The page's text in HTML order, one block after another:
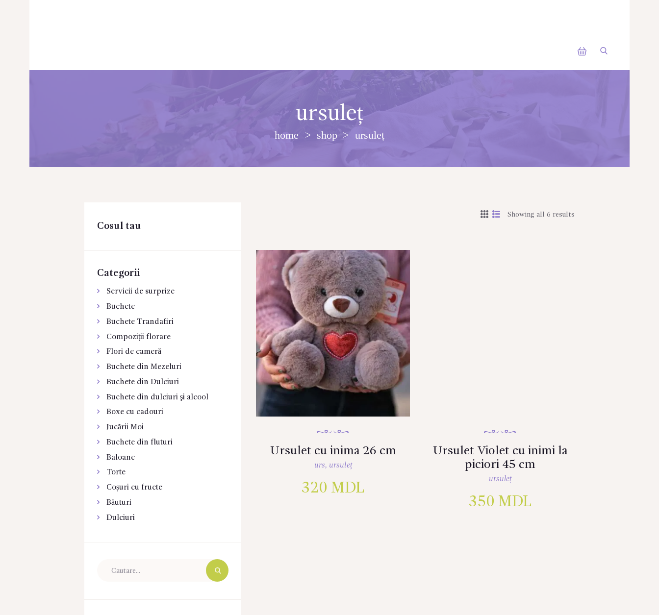
ursuleț
home shop ursuleț
Showing all 6 results
Ursulet cu inima 26 cm
urs, ursuleț
320 MDL
Ursulet Violet cu inimi la
piciori 45 cm
ursuleț
350 MDL
Cosul tau
Categorii
Servicii de surprize
Buchete
Buchete Trandafiri
Compoziții florare
Flori de cameră
Buchete din Mezeluri
Buchete din Dulciuri
Buchete din dulciuri şi alcool
Boxe cu cadouri
Jucării Moi
Buchete din fluturi
Baloane
Torte
Coșuri cu fructe
Băuturi
Dulciuri